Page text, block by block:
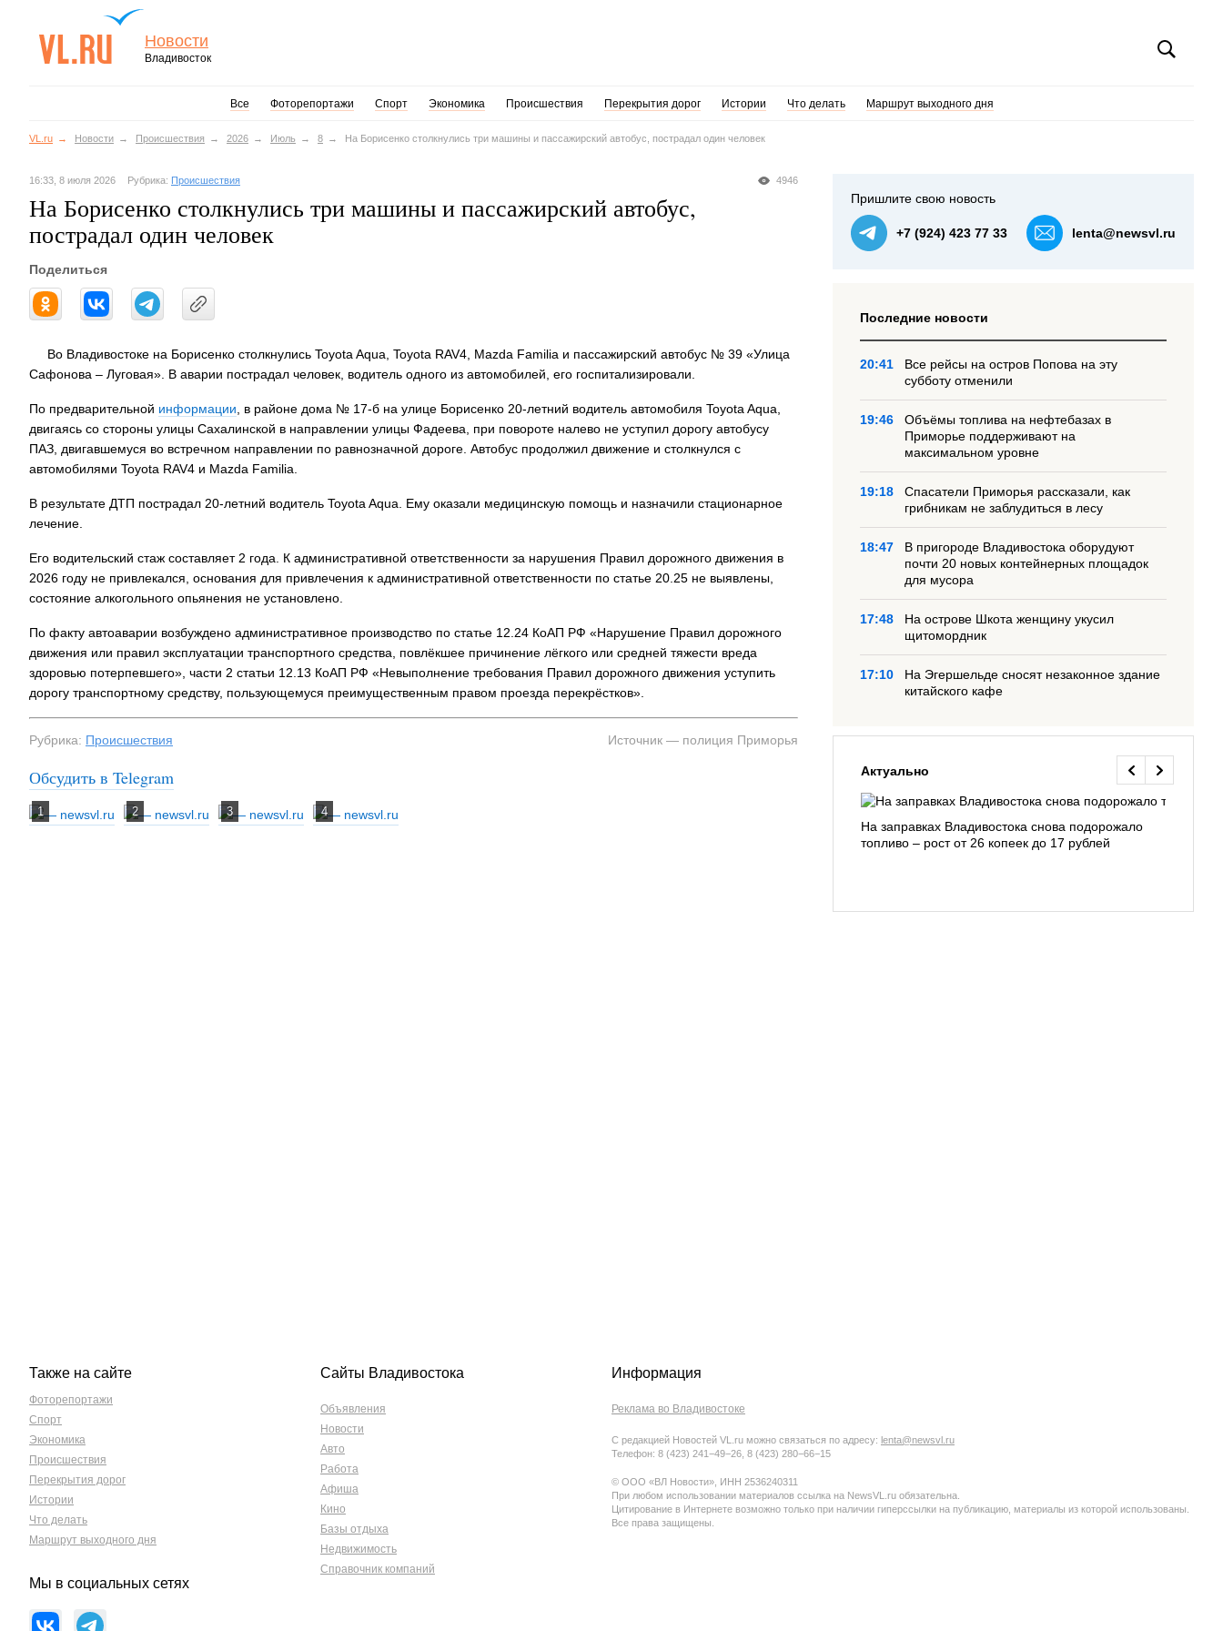
Новости
Владивосток
Все Фоторепортажи Спорт Экономика Происшествия Перекрытия дорог Истории Что делать Маршрут выходного дня
VL.ru Новости Происшествия 2026 Июль 8 На Борисенко столкнулись три машины и пассажирский автобус, пострадал один человек
4946
16:33, 8 июля 2026 Рубрика: Происшествия
На Борисенко столкнулись три машины и пассажирский автобус,
пострадал один человек
Поделиться
Во Владивостоке на Борисенко столкнулись Toyota Aqua, Toyota RAV4, Mazda Familia и пассажирский автобус № 39 «Улица
Сафонова – Луговая». В аварии пострадал человек, водитель одного из автомобилей, его госпитализировали.
По предварительной информации , в районе дома № 17-б на улице Борисенко 20-летний водитель автомобиля Toyota Aqua,
двигаясь со стороны улицы Сахалинской в направлении улицы Фадеева, при повороте налево не уступил дорогу автобусу
ПАЗ, двигавшемуся во встречном направлении по равнозначной дороге. Автобус продолжил движение и столкнулся с
автомобилями Toyota RAV4 и Mazda Familia.
В результате ДТП пострадал 20-летний водитель Toyota Aqua. Ему оказали медицинскую помощь и назначили стационарное
лечение.
Его водительский стаж составляет 2 года. К административной ответственности за нарушения Правил дорожного движения в
2026 году не привлекался, основания для привлечения к административной ответственности по статье 20.25 не выявлены,
состояние алкогольного опьянения не установлено.
По факту автоаварии возбуждено административное производство по статье 12.24 КоАП РФ «Нарушение Правил дорожного
движения или правил эксплуатации транспортного средства, повлёкшее причинение лёгкого или средней тяжести вреда
здоровью потерпевшего», части 2 статьи 12.13 КоАП РФ «Невыполнение требования Правил дорожного движения уступить
дорогу транспортному средству, пользующемуся преимущественным правом проезда перекрёстков».
Рубрика: Происшествия Источник — полиция Приморья
Обсудить в Telegram
Пришлите свою новость
+7 (924) 423 77 33 lenta@newsvl.ru
Последние новости
20:41
Все рейсы на остров Попова на эту
субботу отменили
19:46
Объёмы топлива на нефтебазах в
Приморье поддерживают на
максимальном уровне
19:18
Спасатели Приморья рассказали, как
грибникам не заблудиться в лесу
18:47
В пригороде Владивостока оборудуют
почти 20 новых контейнерных площадок
для мусора
17:48
На острове Шкота женщину укусил
щитомордник
17:10
На Эгершельде сносят незаконное здание
китайского кафе
Актуально
На заправках Владивостока снова подорожало
топливо – рост от 26 копеек до 17 рублей
Также на сайте
Фоторепортажи
Спорт
Экономика
Происшествия
Перекрытия дорог
Истории
Что делать
Маршрут выходного дня
Мы в социальных сетях
Сайты Владивостока
Объявления
Новости
Авто
Работа
Афиша
Кино
Базы отдыха
Недвижимость
Справочник компаний
Информация
Реклама во Владивостоке
С редакцией Новостей VL.ru можно связаться по адресу: lenta@newsvl.ru
Телефон: 8 (423) 241−49−26, 8 (423) 280−66−15
© ООО «ВЛ Новости», ИНН 2536240311
При любом использовании материалов ссылка на NewsVL.ru обязательна.
Цитирование в Интернете возможно только при наличии гиперссылки на публикацию, материалы из которой использованы.
Все права защищены.